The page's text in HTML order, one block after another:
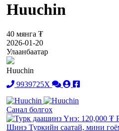
Huuchin
40 мянга ₮
2026-01-20
Улаанбаатар
Huuchin
9939725X
Санал болгох